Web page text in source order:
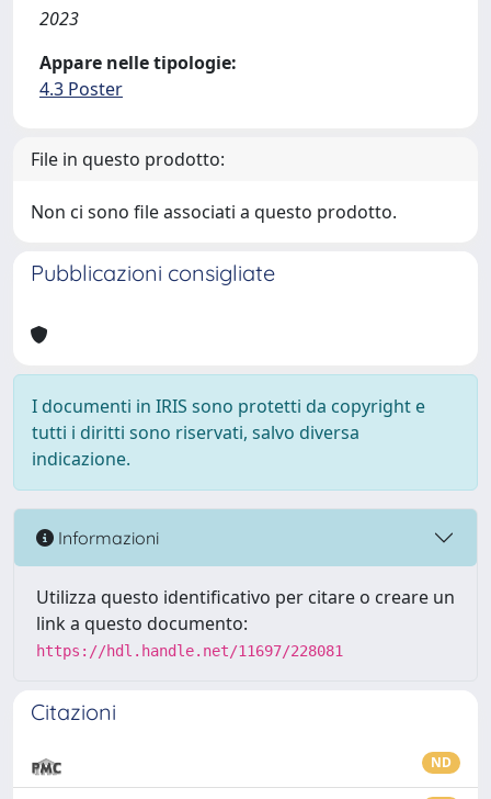
2023
Appare nelle tipologie:
4.3 Poster
File in questo prodotto:
Non ci sono file associati a questo prodotto.
Pubblicazioni consigliate
I documenti in IRIS sono protetti da copyright e
tutti i diritti sono riservati, salvo diversa
indicazione.
Informazioni
Utilizza questo identificativo per citare o creare un
link a questo documento:
https://hdl.handle.net/11697/228081
Citazioni
ND